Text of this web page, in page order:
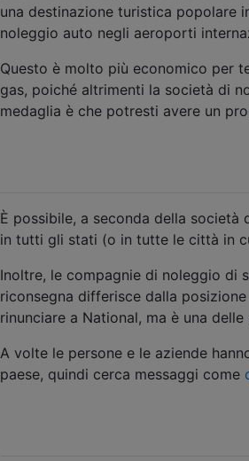
una destinazione turistica popolare
noleggio auto negli aeroporti
Questo è molto più economico per
gas, poiché altrimenti la società di
medaglia è che potresti avere un
È possibile, a seconda della
in tutti gli stati (o in tutte le città in
Inoltre, le compagnie di noleggio di
riconsegna differisce dalla
rinunciare a National, ma è una
A volte le persone e le aziende
paese, quindi cerca messaggi come